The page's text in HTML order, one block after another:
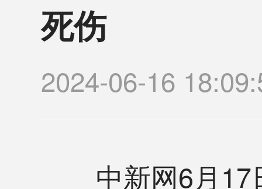
死伤
2024-06-16
中新网6月17